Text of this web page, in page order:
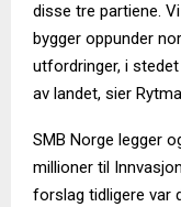
disse tre partiene.
bygger oppunder
utfordringer, i
av landet, sier
SMB Norge legger
millioner til
forslag tidligere var